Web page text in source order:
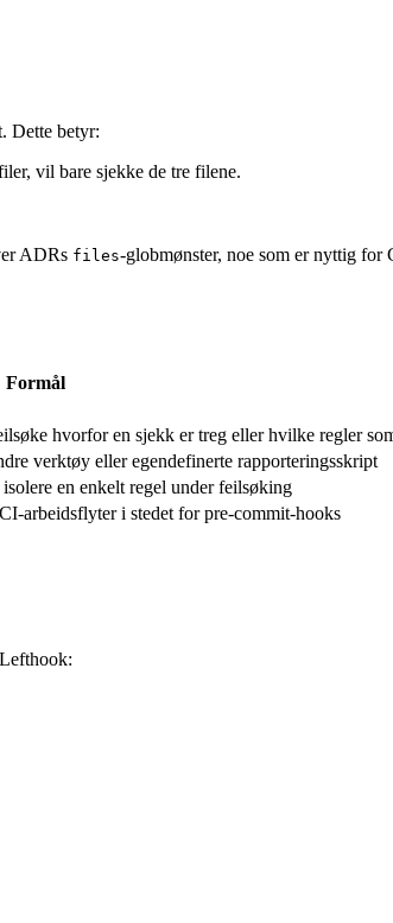
Dette betyr:
vil bare sjekke de tre filene.
ADRs files-globmønster, noe som er nyttig
Formål
hvorfor en sjekk er treg eller hvilke regler
verktøy eller egendefinerte rapporteringsskript
en enkelt regel under feilsøking
arbeidsflyter i stedet for pre-commit-hooks